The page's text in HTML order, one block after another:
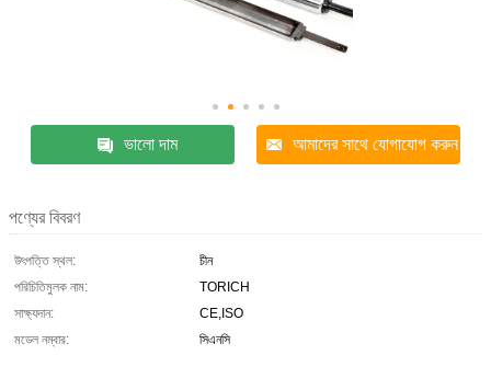
ভালো দাম আমাদের সাথে যোগাযোগ করুন
পণ্যের বিবরণ
উৎপত্তি স্থল:
চীন
পরিচিতিমুলক নাম:
TORICH
সাক্ষ্যদান:
CE,ISO
মডেল নম্বার:
সিএনসি